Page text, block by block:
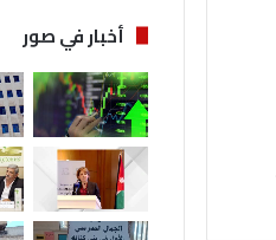
أخبار في صور